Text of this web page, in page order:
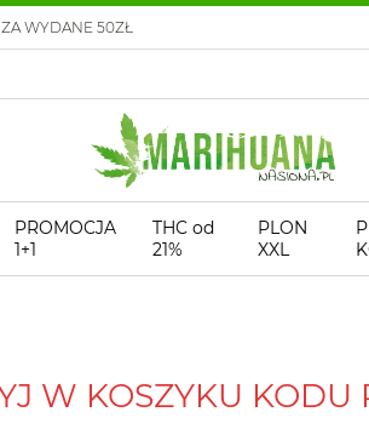
ZA WYDANE 50ZŁ
PROMOCJA
1+1
THC od
21%
PLON
XXL
W KOSZYKU KODU